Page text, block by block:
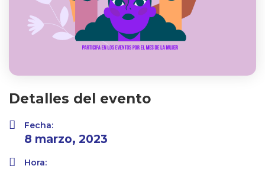
Detalles del evento
Fecha:
8 marzo, 2023
Hora: